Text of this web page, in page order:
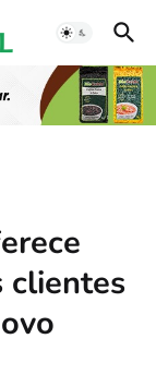
clientes